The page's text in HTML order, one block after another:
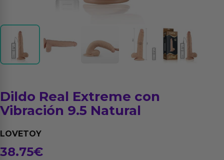
Dildo Real Extreme con
Vibración 9.5 Natural
LOVETOY
38.75€